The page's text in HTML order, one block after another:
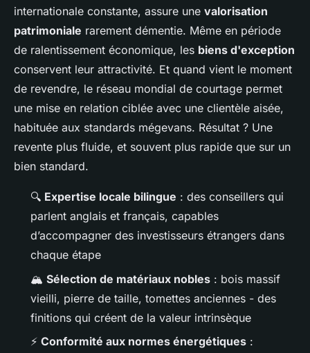
internationale constante, assure une valorisation
patrimoniale rarement démentie. Même en période
de ralentissement économique, les biens d'exception
conservent leur attractivité. Et quand vient le moment
de revendre, le réseau mondial de courtage permet
une mise en relation ciblée avec une clientèle aisée,
habituée aux standards mégevans. Résultat ? Une
revente plus fluide, et souvent plus rapide que sur un
bien standard.
🔍 Expertise locale bilingue : des conseillers qui
parlent anglais et français, capables
d’accompagner des investisseurs étrangers dans
chaque étape
🏔️ Sélection de matériaux nobles : bois massif
vieilli, pierre de taille, tomettes anciennes - des
finitions qui créent de la valeur intrinsèque
⚡ Conformité aux normes énergétiques :